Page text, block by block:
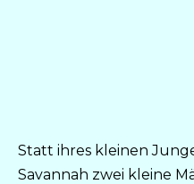
Statt ihres kleinen
Savannah zwei kleine